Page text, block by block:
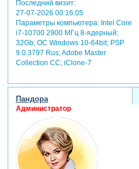
Последний визит:
27-07-2026 00:16:05
Параметры компьютера:Intel Core
i7-10700 2900 МГц 8-ядерный;
32Gb; ОС Windows 10-64bit; PSP
9.0.3797 Rus; Adobe Master
Collection СС; iClone-7
Пандора
Администратор